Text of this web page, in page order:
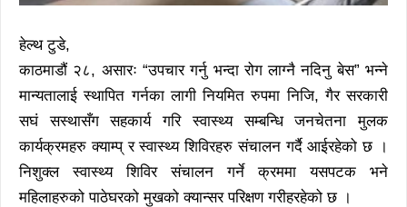
हेल्थ टुडे,
काठमाडौं २८, असारः “उपचार गर्नु भन्दा रोग लाग्नै नदिनु बेस” भन्ने
मान्यतालाई स्थापित गर्नका लागी नियमित रुपमा निजि, गैर सरकारी
सघं सस्थासँग सहकार्य गरि स्वास्थ्य सम्बन्धि जनचेतना मुलक
कार्यक्रमहरु क्याम्प् र स्वास्थ्य शिविरहरु संचालन गर्दै आईरहेको छ ।
निशुक्ल स्वास्थ्य शिविर संचालन गर्ने क्रममा यसपटक भने
महिलाहरुको पाठेघरको मुखको क्यान्सर परिक्षण गरीहरहेको छ ।